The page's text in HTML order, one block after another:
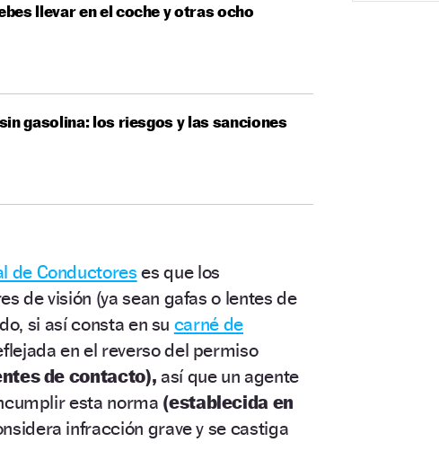
llevar en el coche y otras ocho
gasolina: los riesgos y las sanciones
de Conductoreses que los
de visión (ya sean gafas o lentes de
si así consta en su carné de
en el reverso del permiso
de contacto), así que un agente
esta norma (establecida en
infracción grave y se castiga